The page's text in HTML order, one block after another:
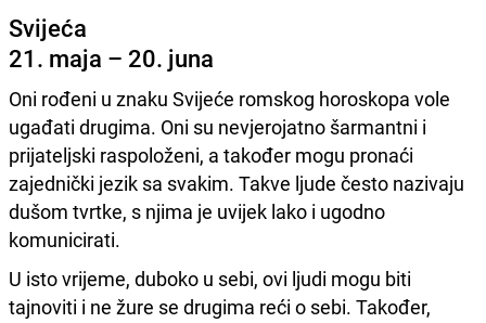
Svijeća
21. maja – 20. juna
Oni rođeni u znaku Svijeće romskog horoskopa vole
ugađati drugima. Oni su nevjerojatno šarmantni i
prijateljski raspoloženi, a također mogu pronaći
zajednički jezik sa svakim. Takve ljude često nazivaju
dušom tvrtke, s njima je uvijek lako i ugodno
komunicirati.
U isto vrijeme, duboko u sebi, ovi ljudi mogu biti
tajnoviti i ne žure se drugima reći o sebi. Također,